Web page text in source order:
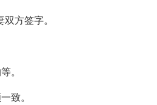
方签字。
。
致。